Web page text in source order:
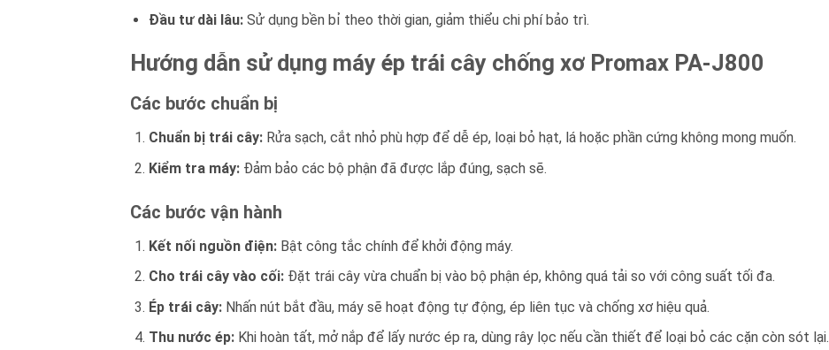
Đầu tư dài lâu:Sử dụng bền bỉ theo thời gian, giảm thiểu chi phí bảo trì.
Hướng dẫn sử dụng máy ép trái cây chống xơ Promax PA-J800
Các bước chuẩn bị
Chuẩn bị trái cây:Rửa sạch, cắt nhỏ phù hợp để dễ ép, loại bỏ hạt, lá hoặc phần cứng không mong muốn.
Kiểm tra máy:Đảm bảo các bộ phận đã được lắp đúng, sạch sẽ.
Các bước vận hành
Kết nối nguồn điện:Bật công tắc chính để khởi động máy.
Cho trái cây vào cối:Đặt trái cây vừa chuẩn bị vào bộ phận ép, không quá tải so với công suất tối đa.
Ép trái cây:Nhấn nút bắt đầu, máy sẽ hoạt động tự động, ép liên tục và chống xơ hiệu quả.
Thu nước ép:Khi hoàn tất, mở nắp để lấy nước ép ra, dùng rây lọc nếu cần thiết để loại bỏ các cặn còn sót lại.